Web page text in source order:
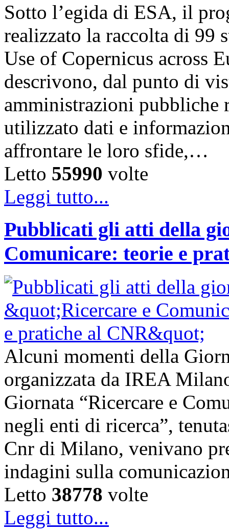
Sotto l’egida di ESA, il
realizzato la raccolta di 99
Use of Copernicus across
descrivono, dal punto di
amministrazioni pubbliche
utilizzato dati e
affrontare le loro sfide,…
Letto 55990 volte
Leggi tutto...
Pubblicati gli atti della
Comunicare: teorie e
Alcuni momenti della
organizzata da IREA
Giornata “Ricercare e
negli enti di ricerca”,
Cnr di Milano, venivano
indagini sulla
Letto 38778 volte
Leggi tutto...